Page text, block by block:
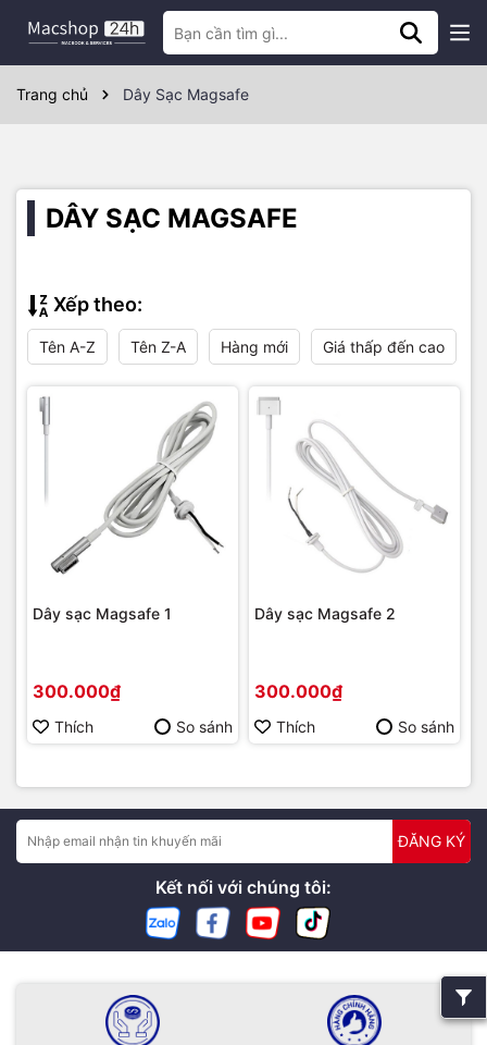
Trang chủ Dây Sạc Magsafe
DÂY SẠC MAGSAFE
Xếp theo:
Tên A-Z Tên Z-A Hàng mới Giá thấp đến cao
Dây sạc Magsafe 1
300.000₫
Thích So sánh
Dây sạc Magsafe 2
300.000₫
Thích So sánh
ĐĂNG KÝ
Kết nối với chúng tôi: